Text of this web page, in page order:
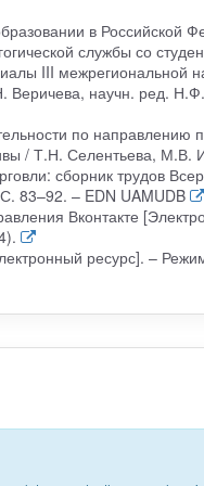
в Российской
службы со
III межрегиональной
научн. ред.
по направлению
/ Т.Н. Селентьева, М.В.
сборник трудов
83–92. – EDN UAMUDB
Вконтакте
ресурс]. –